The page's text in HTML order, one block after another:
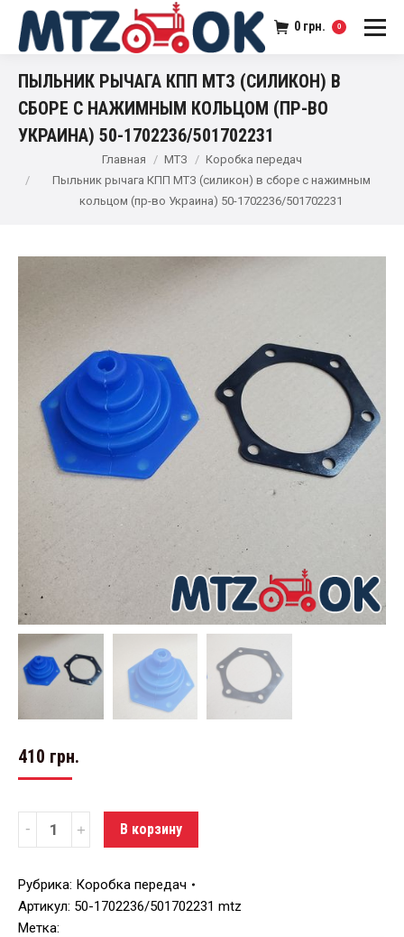
0 грн. 0
ПЫЛЬНИК РЫЧАГА КПП МТЗ (СИЛИКОН) В
СБОРЕ С НАЖИМНЫМ КОЛЬЦОМ (ПР-ВО
УКРАИНА) 50-1702236/501702231
Главная МТЗ
Коробка передач
Пыльник рычага КПП МТЗ (силикон) в сборе с нажимным
кольцом (пр-во Украина) 50-1702236/501702231
410 грн.
Количество В корзину
Рубрика: Коробка передач
Артикул: 50-1702236/501702231 mtz
Метка: